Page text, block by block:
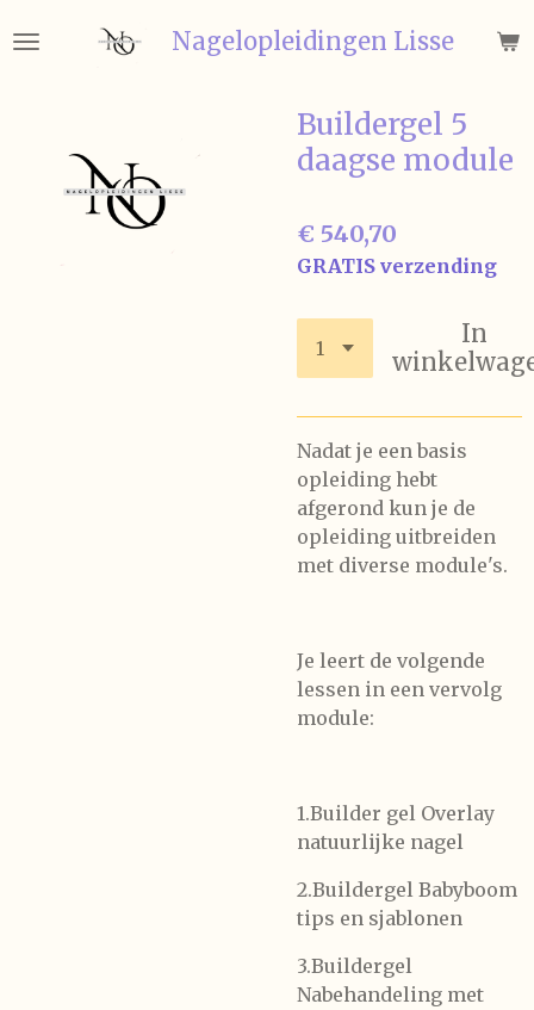
direct
Nagelopleidingen Lisse
Buildergel 5
daagse module
€ 540,70
GRATIS verzending
In
Nadat je een basis
opleiding hebt
afgerond kun je de
opleiding uitbreiden
met diverse module's.
Je leert de volgende
lessen in een vervolg
module:
1.Builder gel Overlay
natuurlijke nagel
2.Buildergel Babyboom
tips en sjablonen
3.Buildergel
Nabehandeling met